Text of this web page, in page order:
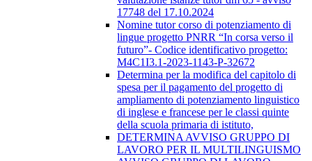
17748 del 17.10.2024
Nomine tutor corso di potenziamento di
lingue progetto PNRR “In corsa verso il
futuro”- Codice identificativo progetto:
M4C1I3.1-2023-1143-P-32672
Determina per la modifica del capitolo di
spesa per il pagamento del progetto di
ampliamento di potenziamento linguistico
di inglese e francese per le classi quinte
della scuola primaria di istituto,
DETERMINA AVVISO GRUPPO DI
LAVORO PER IL MULTILINGUISMO